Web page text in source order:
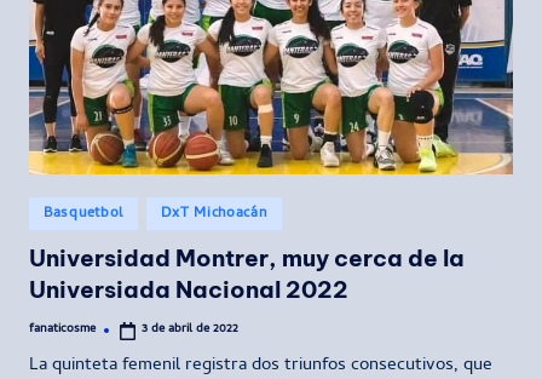
Publicado
en
Basquetbol DxT Michoacán
Universidad Montrer, muy cerca de la
Universiada Nacional 2022
Publicado
fanaticosme 3 de abril de 2022
La quinteta femenil registra dos triunfos consecutivos, que